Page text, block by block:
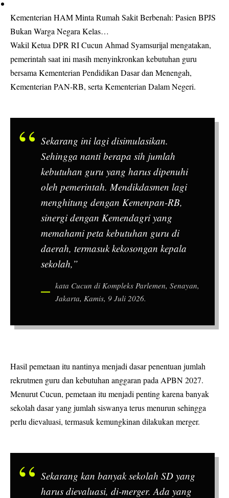
Kementerian HAM Minta Rumah Sakit Berbenah: Pasien BPJS
Bukan Warga Negara Kelas…
Wakil Ketua DPR RI Cucun Ahmad Syamsurijal mengatakan,
pemerintah saat ini masih menyinkronkan kebutuhan guru
bersama Kementerian Pendidikan Dasar dan Menengah,
Kementerian PAN-RB, serta Kementerian Dalam Negeri.
Sekarang ini lagi disimulasikan.
Sehingga nanti berapa sih jumlah
kebutuhan guru yang harus dipenuhi
oleh pemerintah. Mendikdasmen lagi
menghitung dengan Kemenpan-RB,
sinergi dengan Kemendagri yang
memahami peta kebutuhan guru di
daerah, termasuk kekosongan kepala
sekolah,”
kata Cucun di Kompleks Parlemen, Senayan,
Jakarta, Kamis, 9 Juli 2026.
Hasil pemetaan itu nantinya menjadi dasar penentuan jumlah
rekrutmen guru dan kebutuhan anggaran pada APBN 2027.
Menurut Cucun, pemetaan itu menjadi penting karena banyak
sekolah dasar yang jumlah siswanya terus menurun sehingga
perlu dievaluasi, termasuk kemungkinan dilakukan merger.
Sekarang kan banyak sekolah SD yang
harus dievaluasi, di-merger. Ada yang